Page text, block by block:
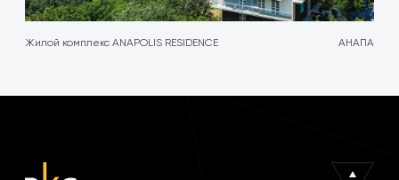
Жилой комплекс ANAPOLIS RESIDENCE АНАПА